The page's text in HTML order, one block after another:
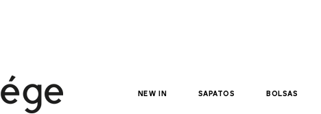
NEW IN sapatos bolsas